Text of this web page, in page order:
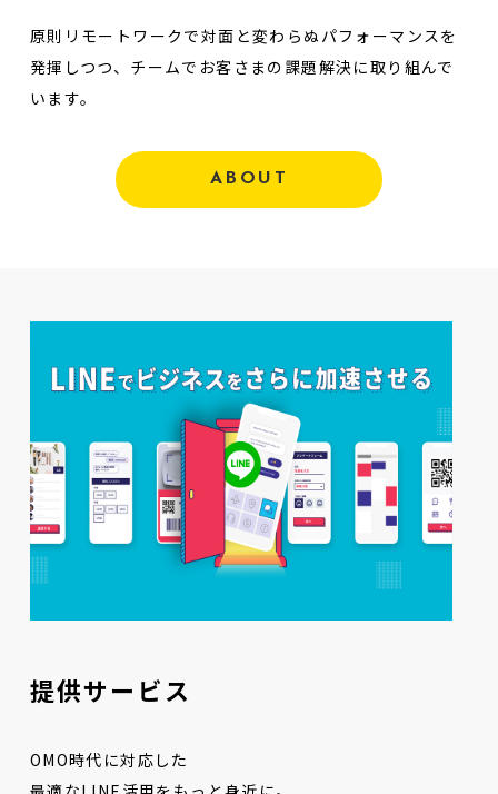
原則リモートワークで対面と変わらぬパフォーマンスを
発揮しつつ、チームでお客さまの課題解決に取り組んで
います。
ABOUT
提供サービス
OMO時代に対応した